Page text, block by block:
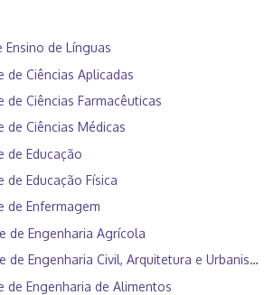
Ensino de Línguas
de Ciências Aplicadas
de Ciências Farmacêuticas
de Ciências Médicas
de Educação
de Educação Física
de Enfermagem
de Engenharia Agrícola
de Engenharia Civil, Arquitetura e Urbanismo
de Engenharia de Alimentos